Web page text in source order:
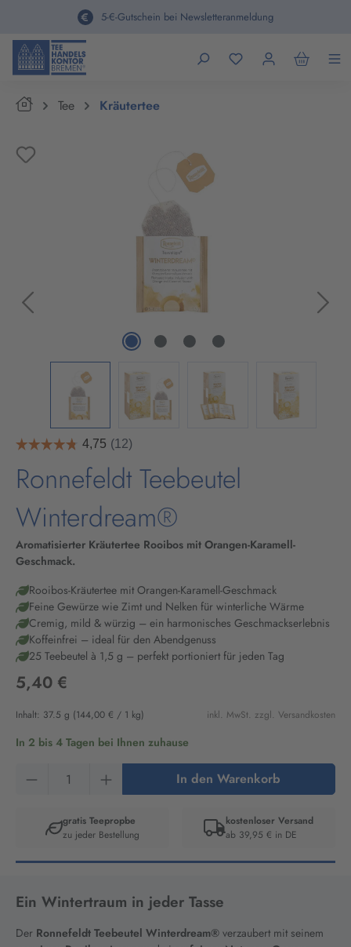
5-€-Gutschein bei Newsletteranmeldung
HomeTee Kräutertee
Bildergalerie überspringen
Ronnefeldt Teebeutel
Winterdream®
Aromatisierter Kräutertee Rooibos mit Orangen-Karamell-
Geschmack.
Rooibos-Kräutertee mit Orangen-Karamell-Geschmack
Feine Gewürze wie Zimt und Nelken für winterliche Wärme
Cremig, mild & würzig – ein harmonisches Geschmackserlebnis
Koffeinfrei – ideal für den Abendgenuss
25 Teebeutel à 1,5 g – perfekt portioniert für jeden Tag
5,40 €
Inhalt: 37.5 g (144,00 € / 1 kg) inkl. MwSt. zzgl. Versandkosten
In 2 bis 4 Tagen bei Ihnen zuhause
Produkt Anzahl: Gib den gewünschten Wert
In den Warenkorb
gratis Teepropbe
zu jeder Bestellung
kostenloser Versand
ab 39,95 € in DE
Artikelnummer:
16500
Ein Wintertraum in jeder Tasse
Der Ronnefeldt Teebeutel Winterdream® verzaubert mit seinem